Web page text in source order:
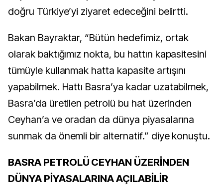
doğru Türkiye’yi ziyaret edeceğini belirtti.
Bakan Bayraktar, “Bütün hedefimiz, ortak
olarak baktığımız nokta, bu hattın kapasitesini
tümüyle kullanmak hatta kapasite artışını
yapabilmek. Hattı Basra’ya kadar uzatabilmek,
Basra’da üretilen petrolü bu hat üzerinden
Ceyhan’a ve oradan da dünya piyasalarına
sunmak da önemli bir alternatif.” diye konuştu.
BASRA PETROLÜ CEYHAN ÜZERİNDEN
DÜNYA PİYASALARINA AÇILABİLİR